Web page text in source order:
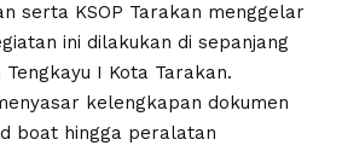
serta KSOP Tarakan menggelar
ini dilakukan di sepanjang
I Kota Tarakan.
kelengkapan dokumen
boat hingga peralatan